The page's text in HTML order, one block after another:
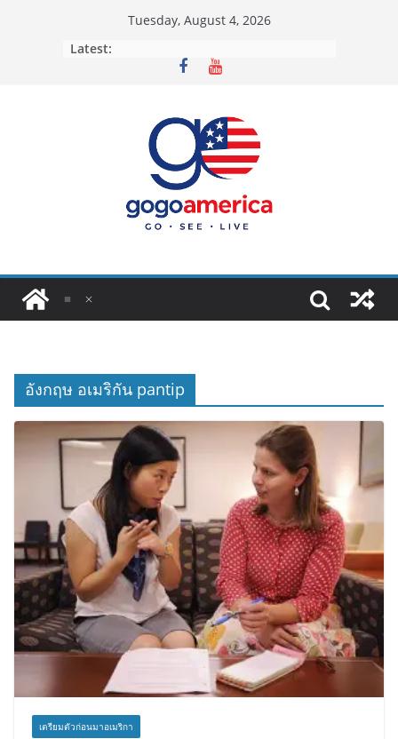
Tuesday, August 4, 2026
Latest:
อังกฤษ อเมริกัน pantip
เตรียมตัวก่อนมาอเมริกา